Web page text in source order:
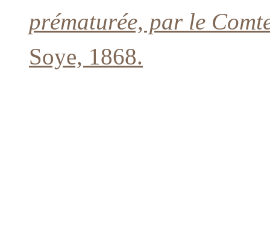
prématurée, par le
Soye, 1868.